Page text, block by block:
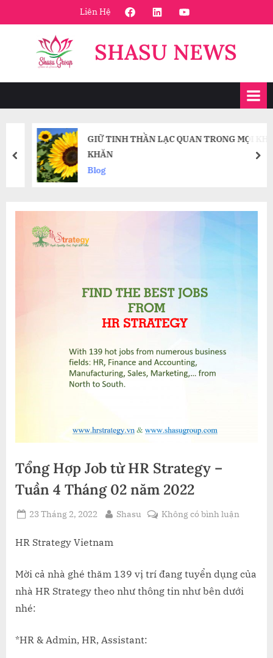
to
Liên Hệ FaceBookLinkedinYoutube
SHASU NEWS
GIỮ TINH THẦN LẠC QUAN TRONG MỌI KHÓ
KHĂN
Blog
prev
Tổng Hợp Job từ HR Strategy –
Tuần 4 Tháng 02 năm 2022
Posted
23 Tháng 2, 2022 By
Shasu Không có bình luậnở
từ
Strategy
HR Strategy Vietnam
Mời cả nhà ghé thăm 139 vị trí đang tuyển dụng của
nhà HR Strategy theo như thông tin như bên dưới
nhé:
*HR & Admin, HR, Assistant: